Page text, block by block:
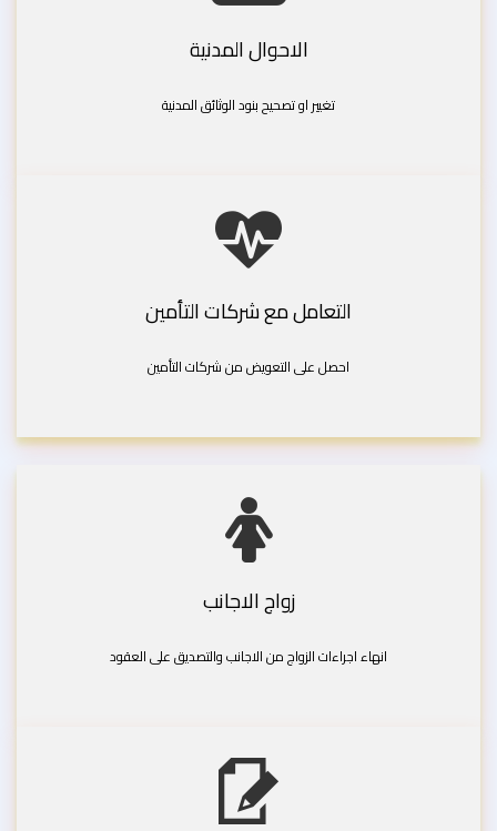
الاحوال المدنية
تغيير او تصحيح بنود الوثائق المدنية
التعامل مع شركات التأمين
احصل على التعويض من شركات التأمين
زواج الاجانب
انهاء اجراءات الزواج من الاجانب والتصديق على العقود